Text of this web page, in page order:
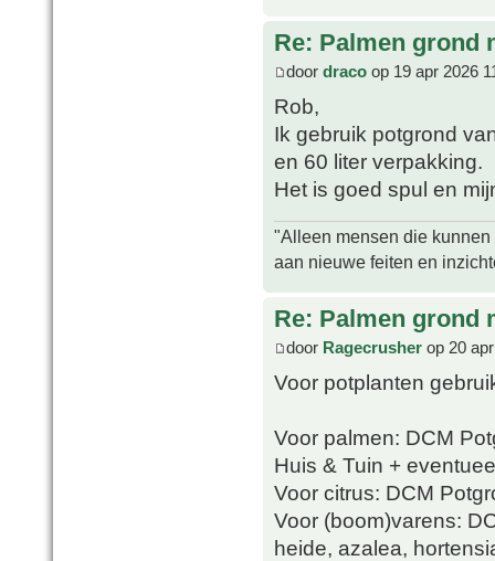
Re: Palmen grond
door draco op 19 apr 2026
Rob,
Ik gebruik potgrond
en 60 liter verpakking.
Het is goed spul en
"Alleen mensen die
aan nieuwe feiten en
Re: Palmen grond
door Ragecrusher op 20
Voor potplanten
Voor palmen: DCM
Huis & Tuin +
Voor citrus: DCM
Voor (boom)varens:
heide, azalea,